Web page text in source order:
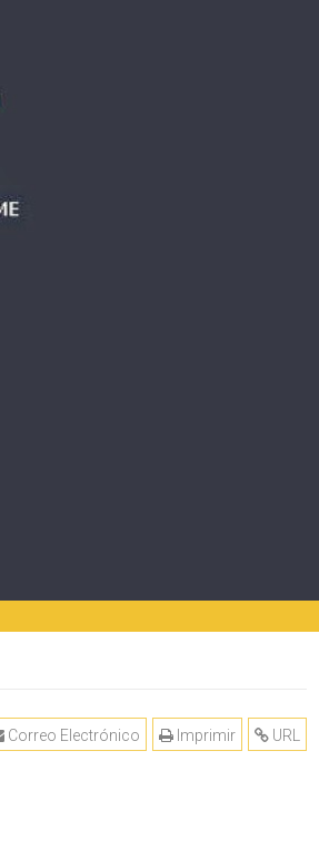
URL
Imprimir
Correo Electrónico